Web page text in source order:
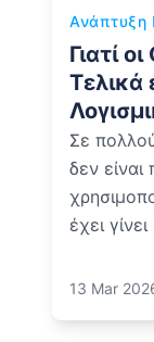
Ανάπτυξη
Γιατί
Τελικά
Σε
δεν
έχει
13 Mar